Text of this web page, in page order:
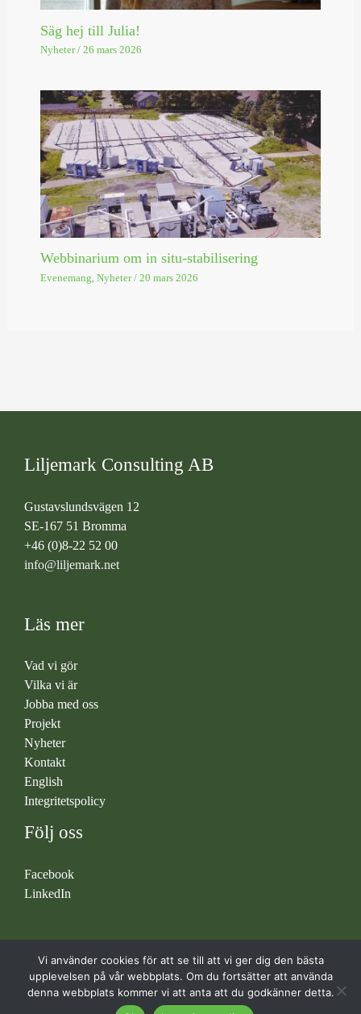
Säg hej till Julia!
Nyheter/ 26 mars 2026
Webbinarium om in situ-stabilisering
Evenemang, Nyheter/ 20 mars 2026
Liljemark Consulting AB
Gustavslundsvägen 12
SE-167 51 Bromma
+46 (0)8-22 52 00
info@liljemark.net
Läs mer
Vad vi gör
Vilka vi är
Jobba med oss
Projekt
Nyheter
Kontakt
English
Integritetspolicy
Följ oss
Facebook
LinkedIn
Copyright © 2026 Liljemark Consulting
Vi använder cookies för att se till att vi ger dig den bästa
upplevelsen på vår webbplats. Om du fortsätter att använda
denna webbplats kommer vi att anta att du godkänner detta.